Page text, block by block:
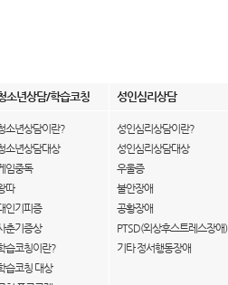
소년상담/학습코칭 성인심리상담
소년상담이란?
소년상담대상
임중독
따
인기피증
춘기증상
습코칭이란?
습코칭 대상
성인심리상담이란?
성인심리상담대상
우울증
불안장애
공황장애
PTSD(외상후스트레스장애)
기타 정서행동장애